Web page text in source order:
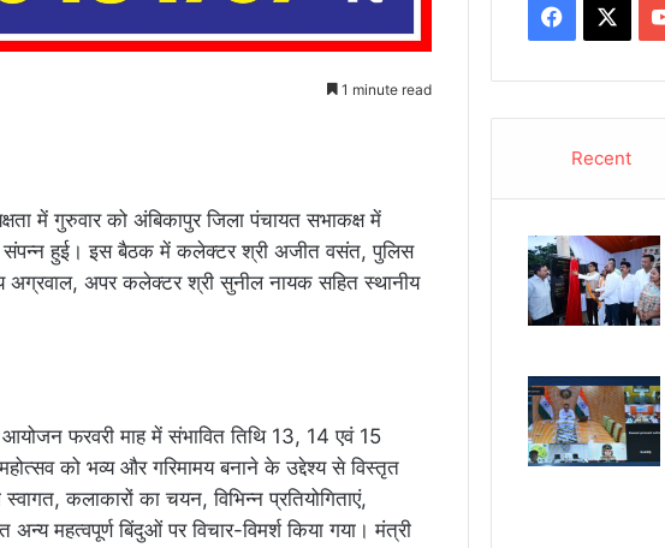
1 minute read
में गुरुवार को अंबिकापुर जिला पंचायत सभाकक्ष में
हुई। इस बैठक में कलेक्टर श्री अजीत वसंत, पुलिस
अग्रवाल, अपर कलेक्टर श्री सुनील नायक सहित स्थानीय
आयोजन फरवरी माह में संभावित तिथि 13, 14 एवं 15
को भव्य और गरिमामय बनाने के उद्देश्य से विस्तृत
कलाकारों का चयन, विभिन्न प्रतियोगिताएं,
महत्वपूर्ण बिंदुओं पर विचार-विमर्श किया गया। मंत्री
Facebook
Recent